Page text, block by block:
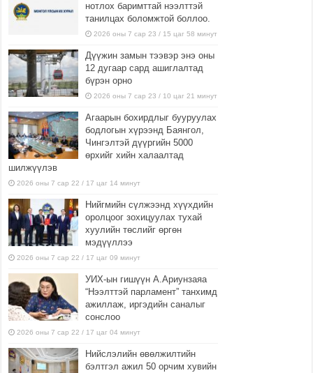
нотлох баримттай нээлттэй
танилцах боломжтой боллоо.
2026 оны 7 сар 23 / 15 цаг 58 минут
Дүүжин замын тээвэр энэ оны
12 дугаар сард ашиглалтад
бүрэн орно
2026 оны 7 сар 23 / 10 цаг 21 минут
Агаарын бохирдлыг бууруулах
бодлогын хүрээнд Баянгол,
Чингэлтэй дүүргийн 5000
өрхийг хийн халаалтад
шилжүүлэв
2026 оны 7 сар 22 / 17 цаг 14 минут
Нийгмийн сүлжээнд хүүхдийн
оролцоог зохицуулах тухай
хуулийн төслийг өргөн
мэдүүллээ
2026 оны 7 сар 22 / 17 цаг 09 минут
УИХ-ын гишүүн А.Ариунзаяа
“Нээлттэй парламент” танхимд
ажиллаж, иргэдийн саналыг
сонслоо
2026 оны 7 сар 22 / 17 цаг 04 минут
Нийслэлийн өвөлжилтийн
бэлтгэл ажил 50 орчим хувийн